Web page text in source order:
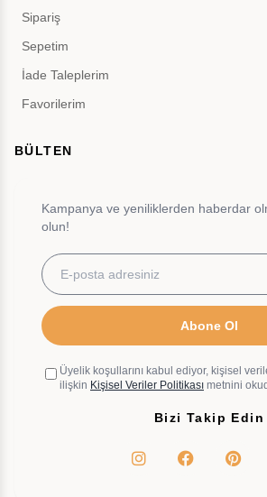
Sipariş
Sepetim
İade Taleplerim
Favorilerim
BÜLTEN
Kampanya ve yeniliklerden haberdar
olun!
Abone Ol
Üyelik koşullarını kabul ediyor, kişisel
ilişkin Kişisel Veriler Politikası metnini
Bizi Takip Edin